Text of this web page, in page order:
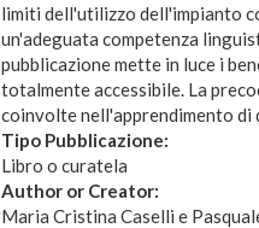
limiti dell'utilizzo dell'impianto
un'adeguata competenza
pubblicazione mette in luce i
totalmente accessibile. La
coinvolte nell'apprendimento di
Tipo Pubblicazione:
Libro o curatela
Author or Creator:
Maria Cristina Caselli e